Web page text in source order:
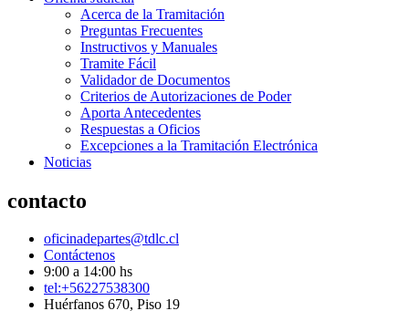
Acerca de la Tramitación
Preguntas Frecuentes
Instructivos y Manuales
Tramite Fácil
Validador de Documentos
Criterios de Autorizaciones de Poder
Aporta Antecedentes
Respuestas a Oficios
Excepciones a la Tramitación Electrónica
Noticias
contacto
oficinadepartes@tdlc.cl
Contáctenos
9:00 a 14:00 hs
tel:+56227538300
Huérfanos 670, Piso 19